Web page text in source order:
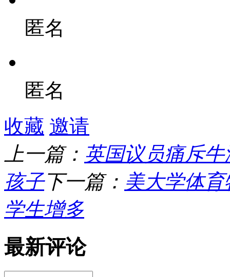
匿名
匿名
收藏 邀请
上一篇： 英国议员痛斥
孩子下一篇： 美大学体
学生增多
最新评论